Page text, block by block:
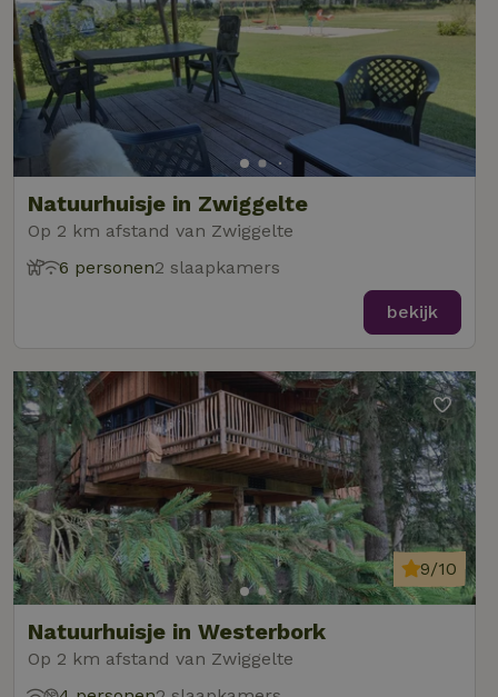
Natuurhuisje in Zwiggelte
Op 2 km afstand van Zwiggelte
6 personen2 slaapkamers
bekijk
Natuurhuisje in Westerbork
Op 2 km afstand van Zwiggelte
9/10